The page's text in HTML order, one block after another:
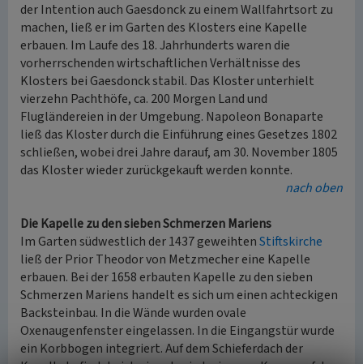
der Intention auch Gaesdonck zu einem Wallfahrtsort zu
machen, ließ er im Garten des Klosters eine Kapelle
erbauen. Im Laufe des 18. Jahrhunderts waren die
vorherrschenden wirtschaftlichen Verhältnisse des
Klosters bei Gaesdonck stabil. Das Kloster unterhielt
vierzehn Pachthöfe, ca. 200 Morgen Land und
Flugländereien in der Umgebung. Napoleon Bonaparte
ließ das Kloster durch die Einführung eines Gesetzes 1802
schließen, wobei drei Jahre darauf, am 30. November 1805
das Kloster wieder zurückgekauft werden konnte.
nach oben
Die Kapelle zu den sieben Schmerzen Mariens
Im Garten südwestlich der 1437 geweihtenStiftskirche
ließ der Prior Theodor von Metzmecher eine Kapelle
erbauen. Bei der 1658 erbauten Kapelle zu den sieben
Schmerzen Mariens handelt es sich um einen achteckigen
Backsteinbau. In die Wände wurden ovale
Oxenaugenfenster eingelassen. In die Eingangstür wurde
ein Korbbogen integriert. Auf dem Schieferdach der